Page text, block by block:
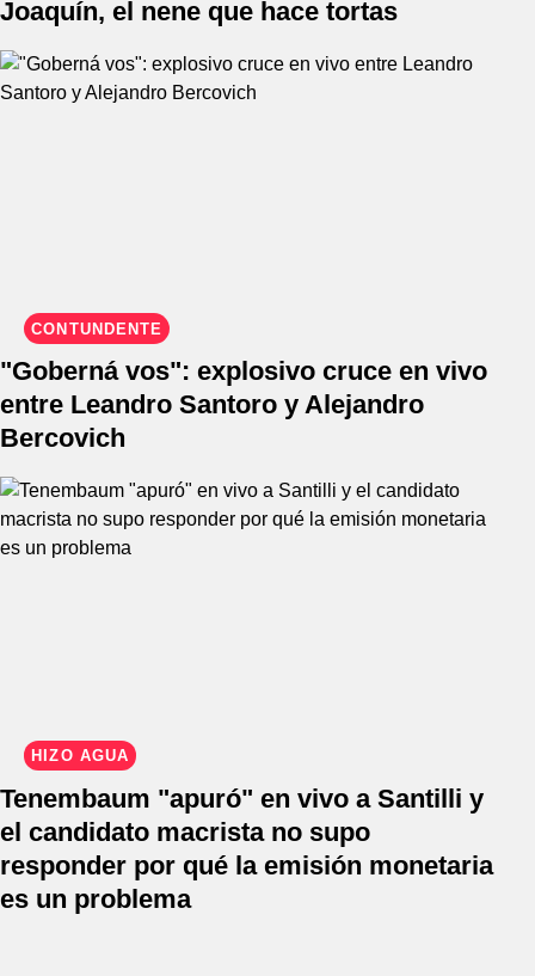
Joaquín, el nene que hace tortas
CONTUNDENTE
"Goberná vos": explosivo cruce en vivo
entre Leandro Santoro y Alejandro
Bercovich
HIZO AGUA
Tenembaum "apuró" en vivo a Santilli y
el candidato macrista no supo
responder por qué la emisión monetaria
es un problema